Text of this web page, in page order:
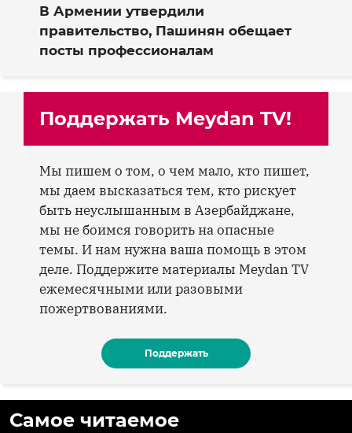
В Армении утвердили
правительство, Пашинян обещает
посты профессионалам
Поддержать Meydan TV!
Мы пишем о том, о чем мало, кто пишет,
мы даем высказаться тем, кто рискует
быть неуслышанным в Азербайджане,
мы не боимся говорить на опасные
темы. И нам нужна ваша помощь в этом
деле. Поддержите материалы Meydan TV
ежемесячными или разовыми
пожертвованиями.
Поддержать
Самое читаемое